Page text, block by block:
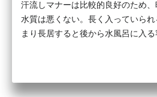
汗流しマナーは比較的良好のため
水質は悪くない。長く入っていら
まり長居すると後から水風呂に入る